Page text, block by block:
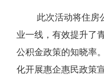
此次活动将住房
业一线，有效提升了
公积金政策的知晓率
化开展惠企惠民政策